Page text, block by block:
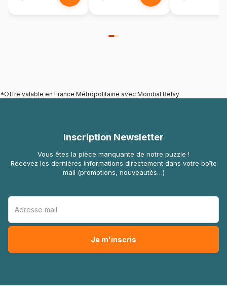
*Offre valable en France Métropolitaine avec Mondial Relay
Inscription Newsletter
Vous êtes la pièce manquante de notre puzzle !
Recevez les dernières informations directement dans votre boîte
mail (promotions, nouveautés…)